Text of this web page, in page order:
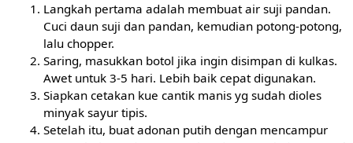
Langkah pertama adalah membuat air suji pandan.
Cuci daun suji dan pandan, kemudian potong-potong,
lalu chopper.
Saring, masukkan botol jika ingin disimpan di kulkas.
Awet untuk 3-5 hari. Lebih baik cepat digunakan.
Siapkan cetakan kue cantik manis yg sudah dioles
minyak sayur tipis.
Setelah itu, buat adonan putih dengan mencampur